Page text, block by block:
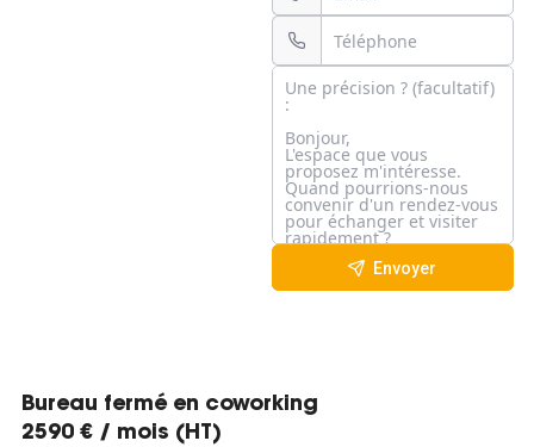
Envoyer
Bureau fermé en coworking
2590 € / mois (HT)